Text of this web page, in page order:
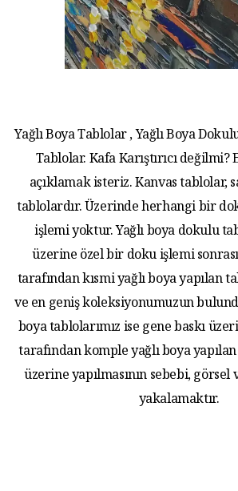
Yağlı Boya Tablolar , Yağlı Boya
Tablolar. Kafa Karıştırıcı değilmi?
açıklamak isteriz. Kanvas tablolar,
tablolardır. Üzerinde herhangi bir
işlemi yoktur. Yağlı boya dokulu
üzerine özel bir doku işlemi
tarafından kısmi yağlı boya yapılan
ve en geniş koleksiyonumuzun
boya tablolarımız ise gene baskı
tarafından komple yağlı boya
üzerine yapılmasının sebebi,
yakalamaktır.